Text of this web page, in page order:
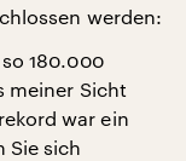
werden:
180.000
meiner Sicht
war ein
Sie sich